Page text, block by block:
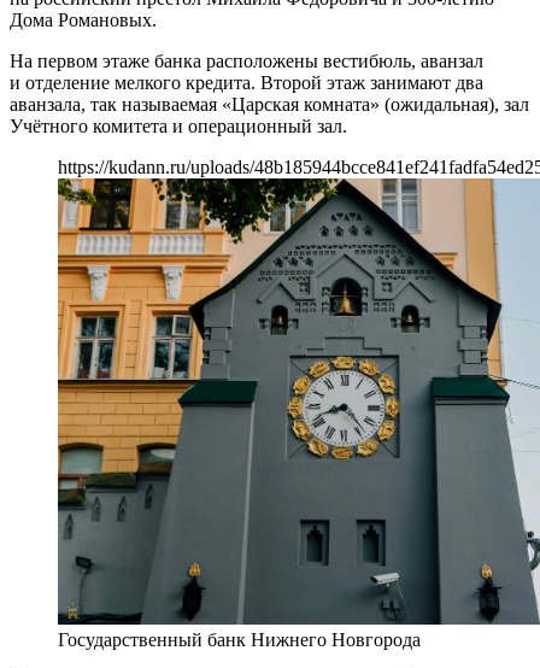
Дома Романовых.
На первом этаже банка расположены вестибюль, аванзал
и отделение мелкого кредита. Второй этаж занимают два
аванзала, так называемая «Царская комната» (ожидальная), зал
Учётного комитета и операционный зал.
https://kudann.ru/uploads/
Государственный банк Нижнего Новгорода